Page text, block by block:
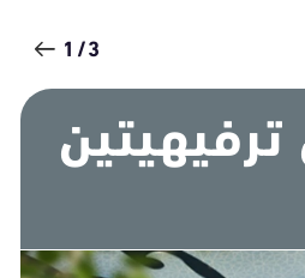
1/3
ترفيهيتين